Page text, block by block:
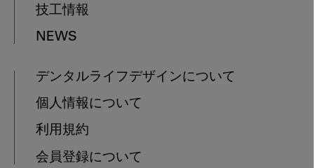
技工情報
NEWS
デンタルライフデザインについて
個人情報について
利用規約
会員登録について